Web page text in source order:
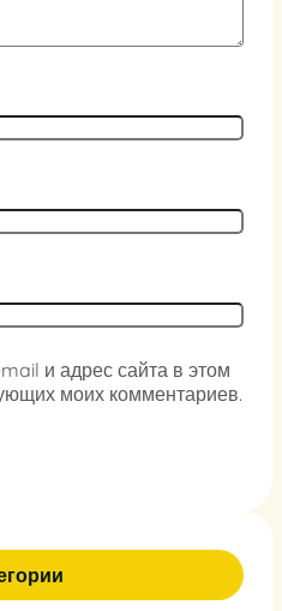
и адрес сайта в этом
моих комментариев.